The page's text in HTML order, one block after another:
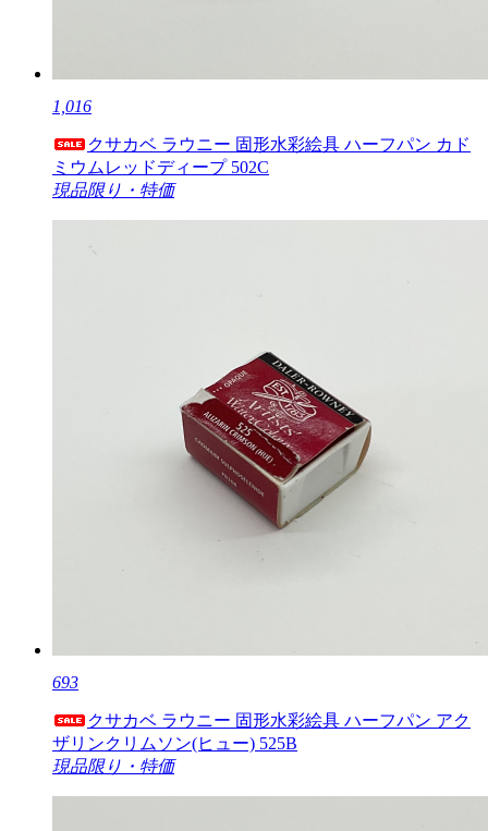
1,016
クサカベ ラウニー 固形水彩絵具 ハーフパン カド
ミウムレッドディープ 502C
現品限り・特価
693
クサカベ ラウニー 固形水彩絵具 ハーフパン アク
ザリンクリムソン(ヒュー) 525B
現品限り・特価